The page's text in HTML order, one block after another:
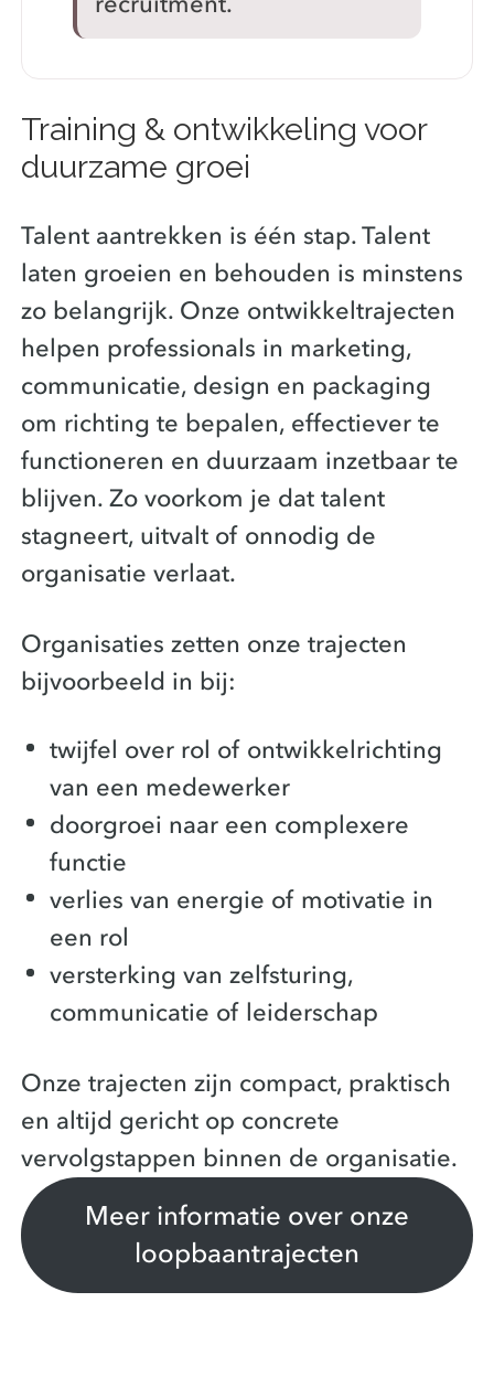
Training & ontwikkeling voor
duurzame groei
Talent aantrekken is één stap. Talent
laten groeien en behouden is minstens
zo belangrijk. Onze ontwikkeltrajecten
helpen professionals in marketing,
communicatie, design en packaging
om richting te bepalen, effectiever te
functioneren en duurzaam inzetbaar te
blijven. Zo voorkom je dat talent
stagneert, uitvalt of onnodig de
organisatie verlaat.
Organisaties zetten onze trajecten
bijvoorbeeld in bij:
twijfel over rol of ontwikkelrichting
van een medewerker
doorgroei naar een complexere
functie
verlies van energie of motivatie in
een rol
versterking van zelfsturing,
communicatie of leiderschap
Onze trajecten zijn compact, praktisch
en altijd gericht op concrete
vervolgstappen binnen de organisatie.
Meer informatie over onze
loopbaantrajecten